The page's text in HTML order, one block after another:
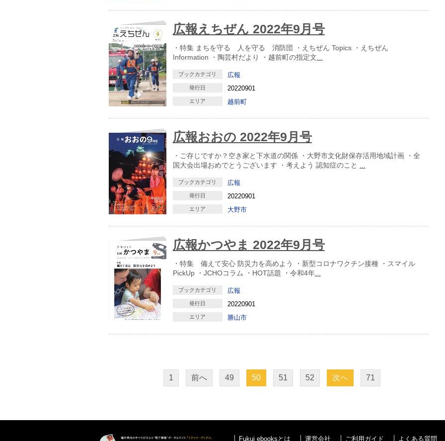
広報えちぜん 2022年9月号
・特集 まちを守る 人を守る 消防団 ・えちぜん Topics ・えちぜん
Information ・陶芸村だより ・越前町の指定文...
ブックカテゴリ 広報
発行日 20220901
エリア 越前町
広報おおの 2022年9月号
・ご存じですか？空き家と下水道の関係 ・大野市文化財保存活用地域計画 ・全
国大会出場おめでとうございます ・考えよう 認知症のこと ...
ブックカテゴリ 広報
発行日 20220901
エリア 大野市
広報かつやま 2022年9月号
・特集 備えて安心 防災力を高めよう ・新型コロナワクチン接種 ・スマイル
PickUp ・JCHOコラム ・HOT話題 ・令和4年...
ブックカテゴリ 広報
発行日 20220901
エリア 勝山市
1 前へ 49 50 51 52 次へ 71
Fukui ebooksとは 運営会社 ご利用ガイド よくある質問